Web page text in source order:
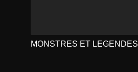
MONSTRES ET LEGENDES